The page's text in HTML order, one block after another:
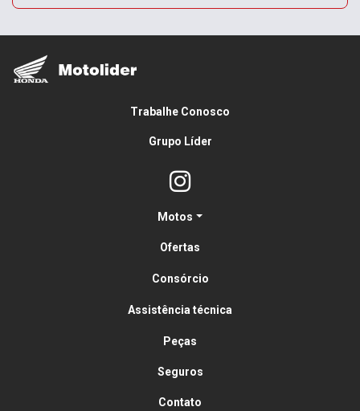
Trabalhe Conosco
Grupo Líder
Motos
Ofertas
Consórcio
Assistência técnica
Peças
Seguros
Contato